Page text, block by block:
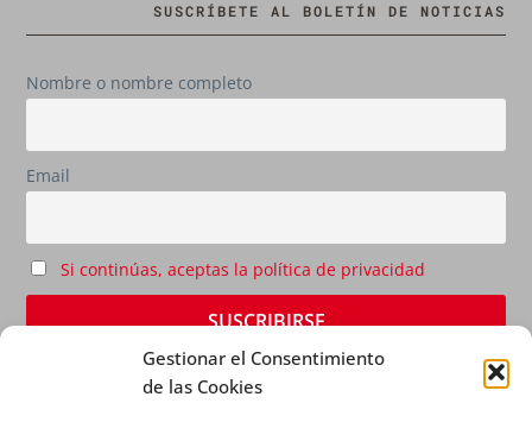
Gestionar el Consentimiento
de las Cookies
SUSCRÍBETE AL BOLETÍN DE NOTICIAS
Nombre o nombre completo
Email
Si continúas, aceptas la política de privacidad